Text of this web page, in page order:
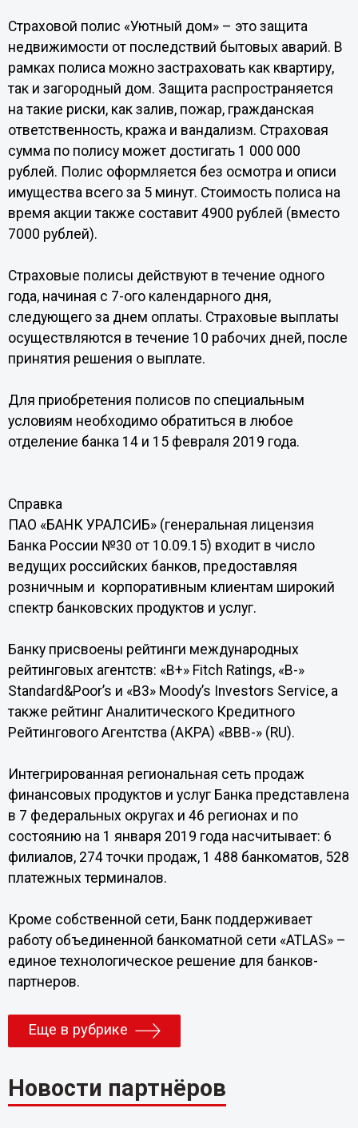
Страховой полис «Уютный дом» – это защита
недвижимости от последствий бытовых аварий. В
рамках полиса можно застраховать как квартиру,
так и загородный дом. Защита распространяется
на такие риски, как залив, пожар, гражданская
ответственность, кража и вандализм. Страховая
сумма по полису может достигать 1 000 000
рублей. Полис оформляется без осмотра и описи
имущества всего за 5 минут. Стоимость полиса на
время акции также составит 4900 рублей (вместо
7000 рублей).
Страховые полисы действуют в течение одного
года, начиная с 7-ого календарного дня,
следующего за днем оплаты. Страховые выплаты
осуществляются в течение 10 рабочих дней, после
принятия решения о выплате.
Для приобретения полисов по специальным
условиям необходимо обратиться в любое
отделение банка 14 и 15 февраля 2019 года.
Справка
ПАО «БАНК УРАЛСИБ» (генеральная лицензия
Банка России №30 от 10.09.15) входит в число
ведущих российских банков, предоставляя
розничным и корпоративным клиентам широкий
спектр банковских продуктов и услуг.
Банку присвоены рейтинги международных
рейтинговых агентств: «В+» Fitch Ratings, «B-»
Standard&Poor’s и «B3» Moody’s Investors Service, а
также рейтинг Аналитического Кредитного
Рейтингового Агентства (АКРА) «ВВВ-» (RU).
Интегрированная региональная сеть продаж
финансовых продуктов и услуг Банка представлена
в 7 федеральных округах и 46 регионах и по
состоянию на 1 января 2019 года насчитывает: 6
филиалов, 274 точки продаж, 1 488 банкоматов, 528
платежных терминалов.
Кроме собственной сети, Банк поддерживает
работу объединенной банкоматной сети «ATLAS» –
единое технологическое решение для банков-
партнеров.
Еще в рубрике
Новости партнёров